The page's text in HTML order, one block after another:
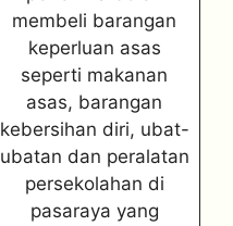
membeli barangan
keperluan asas
seperti makanan
asas, barangan
kebersihan diri, ubat-
ubatan dan peralatan
persekolahan di
pasaraya yang